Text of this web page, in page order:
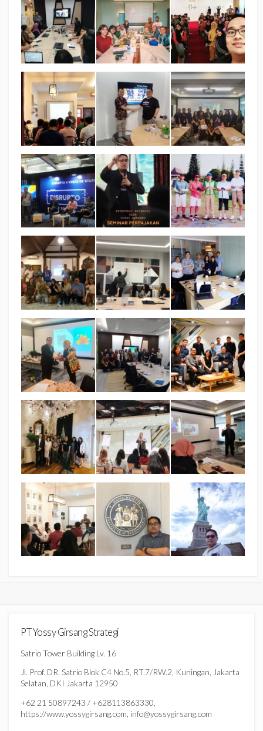
PT Yossy Girsang Strategi
Satrio Tower Building Lv. 16
Jl. Prof. DR. Satrio Blok C4 No.5, RT.7/RW.2, Kuningan, Jakarta
Selatan, DKI Jakarta 12950
+62 21 50897243 / +628113863330,
https://www.yossygirsang.com, info@yossygirsang.com